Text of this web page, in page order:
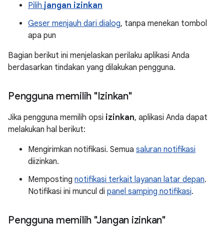
Pilih jangan izinkan
Geser menjauh dari dialog, tanpa menekan tombol
apa pun
Bagian berikut ini menjelaskan perilaku aplikasi Anda
berdasarkan tindakan yang dilakukan pengguna.
Pengguna memilih "Izinkan"
Jika pengguna memilih opsi izinkan, aplikasi Anda dapat
melakukan hal berikut:
Mengirimkan notifikasi. Semua saluran notifikasi
diizinkan.
Memposting notifikasi terkait layanan latar depan.
Notifikasi ini muncul di panel samping notifikasi.
Pengguna memilih "Jangan izinkan"